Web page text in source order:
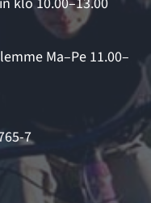
Ma–Pe 11.00–
7